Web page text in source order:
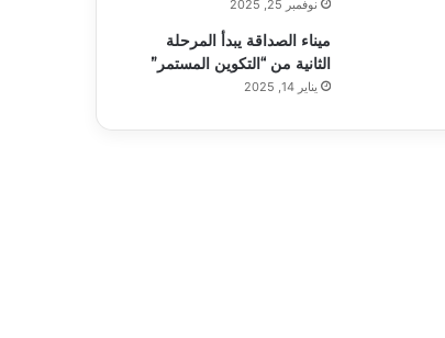
نوفمبر 25, 2025
ميناء الصداقة يبدأ المرحلة
الثانية من “التكوين المستمر”
يناير 14, 2025